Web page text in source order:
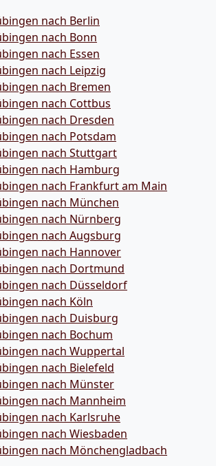
nach Berlin
nach Bonn
nach Essen
nach Leipzig
nach Bremen
nach Cottbus
nach Dresden
nach Potsdam
nach Stuttgart
nach Hamburg
nach Frankfurt am Main
nach München
nach Nürnberg
nach Augsburg
nach Hannover
nach Dortmund
nach Düsseldorf
nach Köln
nach Duisburg
nach Bochum
nach Wuppertal
nach Bielefeld
nach Münster
nach Mannheim
nach Karlsruhe
nach Wiesbaden
nach Mönchen­gladbach